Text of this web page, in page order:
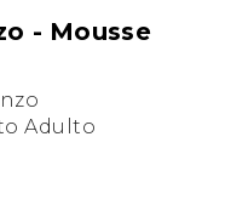
- Mousse
Adulto